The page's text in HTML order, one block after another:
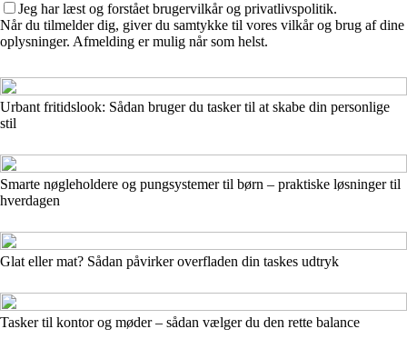
Jeg har læst og forstået brugervilkår og privatlivspolitik.
Når du tilmelder dig, giver du samtykke til vores vilkår og brug af dine
oplysninger. Afmelding er mulig når som helst.
Urbant fritidslook: Sådan bruger du tasker til at skabe din personlige
stil
Smarte nøgleholdere og pungsystemer til børn – praktiske løsninger til
hverdagen
Glat eller mat? Sådan påvirker overfladen din taskes udtryk
Tasker til kontor og møder – sådan vælger du den rette balance